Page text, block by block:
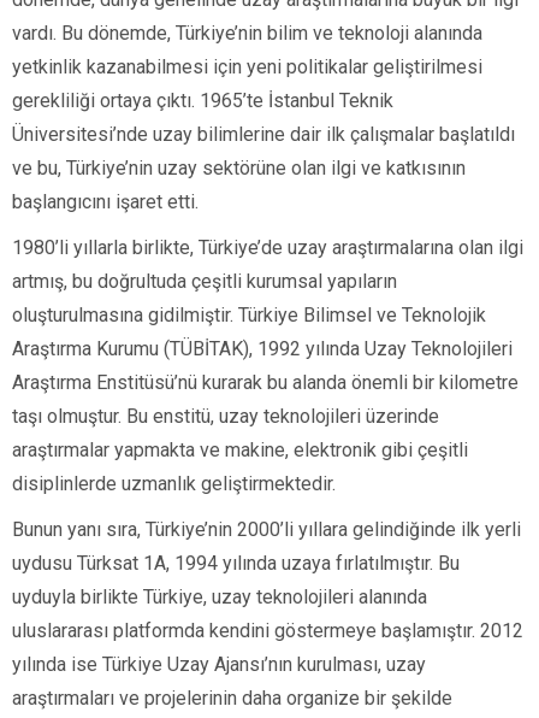
vardı. Bu dönemde, Türkiye’nin bilim ve teknoloji alanında
yetkinlik kazanabilmesi için yeni politikalar geliştirilmesi
gerekliliği ortaya çıktı. 1965’te İstanbul Teknik
Üniversitesi’nde uzay bilimlerine dair ilk çalışmalar başlatıldı
ve bu, Türkiye’nin uzay sektörüne olan ilgi ve katkısının
başlangıcını işaret etti.
1980’li yıllarla birlikte, Türkiye’de uzay araştırmalarına olan ilgi
artmış, bu doğrultuda çeşitli kurumsal yapıların
oluşturulmasına gidilmiştir. Türkiye Bilimsel ve Teknolojik
Araştırma Kurumu (TÜBİTAK), 1992 yılında Uzay Teknolojileri
Araştırma Enstitüsü’nü kurarak bu alanda önemli bir kilometre
taşı olmuştur. Bu enstitü, uzay teknolojileri üzerinde
araştırmalar yapmakta ve makine, elektronik gibi çeşitli
disiplinlerde uzmanlık geliştirmektedir.
Bunun yanı sıra, Türkiye’nin 2000’li yıllara gelindiğinde ilk yerli
uydusu Türksat 1A, 1994 yılında uzaya fırlatılmıştır. Bu
uyduyla birlikte Türkiye, uzay teknolojileri alanında
uluslararası platformda kendini göstermeye başlamıştır. 2012
yılında ise Türkiye Uzay Ajansı’nın kurulması, uzay
araştırmaları ve projelerinin daha organize bir şekilde